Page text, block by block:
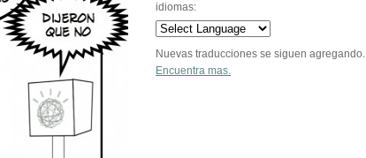
idiomas:
Nuevas traducciones se siguen agregando.
Encuentra mas.